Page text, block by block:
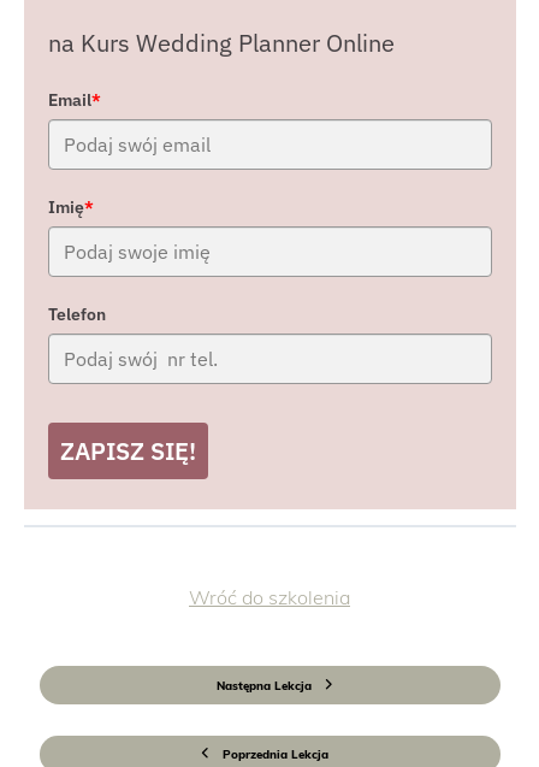
na Kurs Wedding Planner Online
Email*
Imię*
Telefon
ZAPISZ SIĘ!
Poprzednia Lekcja
Wróć do szkolenia
Następna Lekcja